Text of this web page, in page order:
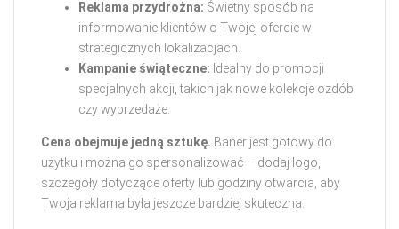
Reklama przydrożna: Świetny sposób na
informowanie klientów o Twojej ofercie w
strategicznych lokalizacjach.
Kampanie świąteczne: Idealny do promocji
specjalnych akcji, takich jak nowe kolekcje ozdób
czy wyprzedaże.
Cena obejmuje jedną sztukę. Baner jest gotowy do
użytku i można go spersonalizować – dodaj logo,
szczegóły dotyczące oferty lub godziny otwarcia, aby
Twoja reklama była jeszcze bardziej skuteczna.